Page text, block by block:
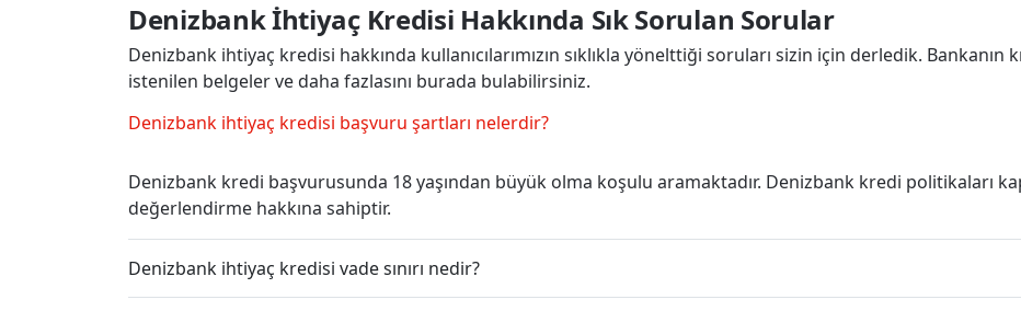
Denizbank İhtiyaç Kredisi Hakkında Sık Sorulan Sorular
Denizbank ihtiyaç kredisi hakkında kullanıcılarımızın sıklıkla yönelttiği soruları sizin için derledik. Bankanın
istenilen belgeler ve daha fazlasını burada bulabilirsiniz.
Denizbank ihtiyaç kredisi başvuru şartları nelerdir?
Denizbank kredi başvurusunda 18 yaşından büyük olma koşulu aramaktadır. Denizbank kredi politikaları
değerlendirme hakkına sahiptir.
Denizbank ihtiyaç kredisi vade sınırı nedir?